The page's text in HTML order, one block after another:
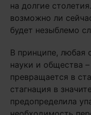
на долгие
возможно ли
будет незыблемо
В принципе, любая
науки и общества
превращается в
стагнация в
предопределила